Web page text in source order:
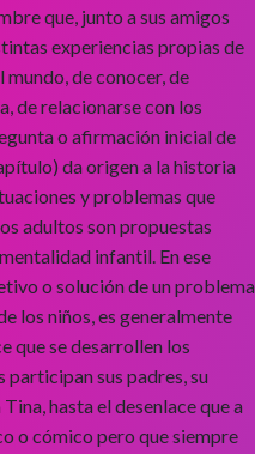
que, junto a sus amigos
experiencias propias de
mundo, de conocer, de
de relacionarse con los
o afirmación inicial de
da origen a la historia
y problemas que
adultos son propuestas
infantil. En ese
o solución de un problema
los niños, es generalmente
que se desarrollen los
participan sus padres, su
hasta el desenlace que a
o cómico pero que siempre